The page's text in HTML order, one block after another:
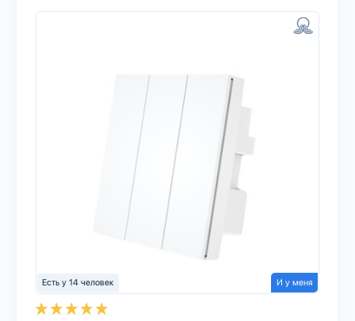
Есть у 14 человек И у меня